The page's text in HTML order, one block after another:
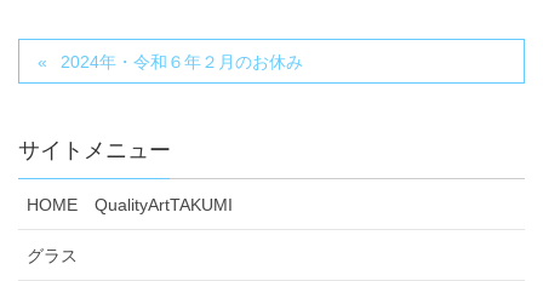
2024年・令和６年２月のお休み
サイトメニュー
HOME QualityArtTAKUMI
グラス